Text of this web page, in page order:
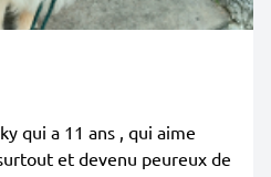
qui a 11 ans , qui aime
et devenu peureux de